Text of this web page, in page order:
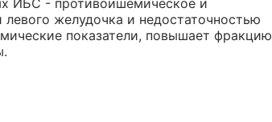
ИБС - противоишемическое и
желудочка и недостаточностью
показатели, повышает фракцию